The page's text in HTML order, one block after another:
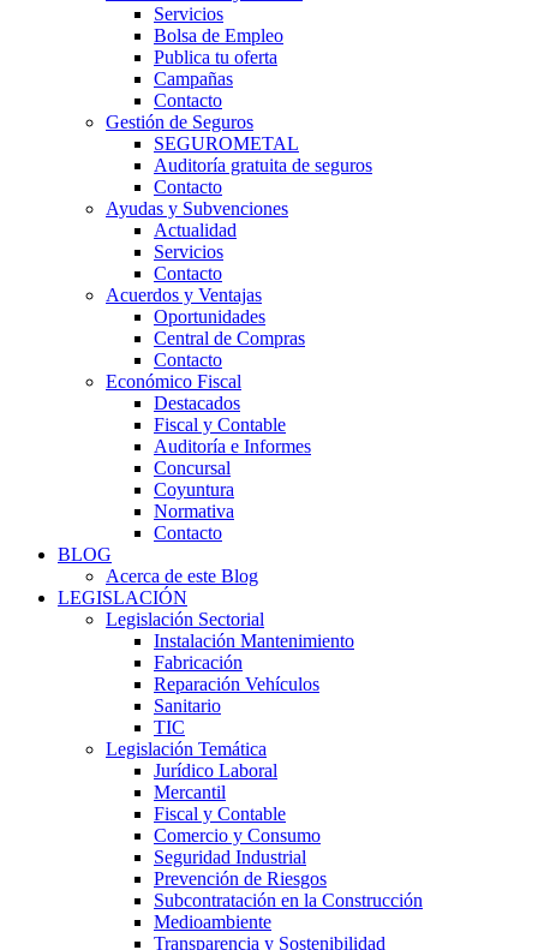
Servicios
Bolsa de Empleo
Publica tu oferta
Campañas
Contacto
Gestión de Seguros
SEGUROMETAL
Auditoría gratuita de seguros
Contacto
Ayudas y Subvenciones
Actualidad
Servicios
Contacto
Acuerdos y Ventajas
Oportunidades
Central de Compras
Contacto
Económico Fiscal
Destacados
Fiscal y Contable
Auditoría e Informes
Concursal
Coyuntura
Normativa
Contacto
BLOG
Acerca de este Blog
LEGISLACIÓN
Legislación Sectorial
Instalación Mantenimiento
Fabricación
Reparación Vehículos
Sanitario
TIC
Legislación Temática
Jurídico Laboral
Mercantil
Fiscal y Contable
Comercio y Consumo
Seguridad Industrial
Prevención de Riesgos
Subcontratación en la Construcción
Medioambiente
Transparencia y Sostenibilidad